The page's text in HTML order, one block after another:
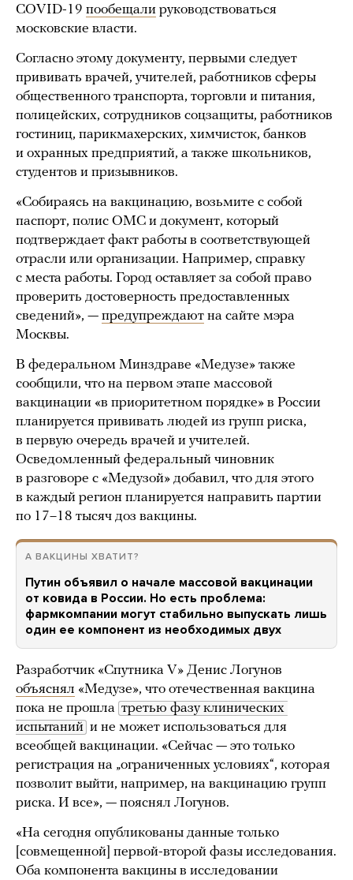
COVID-19 пообещали руководствоваться
московские власти.
Согласно этому документу, первыми следует
прививать врачей, учителей, работников сферы
общественного транспорта, торговли и питания,
полицейских, сотрудников соцзащиты, работников
гостиниц, парикмахерских, химчисток, банков
и охранных предприятий, а также школьников,
студентов и призывников.
«Собираясь на вакцинацию, возьмите с собой
паспорт, полис ОМС и документ, который
подтверждает факт работы в соответствующей
отрасли или организации. Например, справку
с места работы. Город оставляет за собой право
проверить достоверность предоставленных
сведений», — предупреждают на сайте мэра
Москвы.
В федеральном Минздраве «Медузе» также
сообщили, что на первом этапе массовой
вакцинации «в приоритетном порядке» в России
планируется прививать людей из групп риска,
в первую очередь врачей и учителей.
Осведомленный федеральный чиновник
в разговоре с «Медузой» добавил, что для этого
в каждый регион планируется направить партии
по 17–18 тысяч доз вакцины.
А ВАКЦИНЫ ХВАТИТ?
Путин объявил о начале массовой вакцинации
от ковида в России. Но есть проблема:
фармкомпании могут стабильно выпускать лишь
один ее компонент из необходимых двух
Разработчик «Спутника V» Денис Логунов
объяснял «Медузе», что отечественная вакцина
пока не прошла третью фазу клинических
испытаний и не может использоваться для
всеобщей вакцинации. «Сейчас — это только
регистрация на „ограниченных условиях“, которая
позволит выйти, например, на вакцинацию групп
риска. И все», — пояснял Логунов.
«На сегодня опубликованы данные только
[совмещенной] первой-второй фазы исследования.
Оба компонента вакцины в исследовании